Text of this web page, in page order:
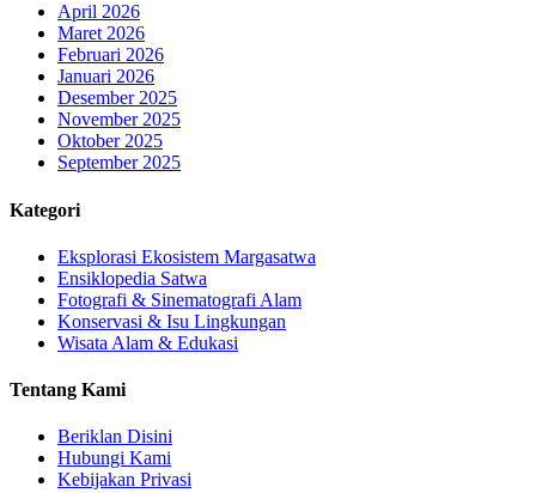
April 2026
Maret 2026
Februari 2026
Januari 2026
Desember 2025
November 2025
Oktober 2025
September 2025
Kategori
Eksplorasi Ekosistem Margasatwa
Ensiklopedia Satwa
Fotografi & Sinematografi Alam
Konservasi & Isu Lingkungan
Wisata Alam & Edukasi
Tentang Kami
Beriklan Disini
Hubungi Kami
Kebijakan Privasi